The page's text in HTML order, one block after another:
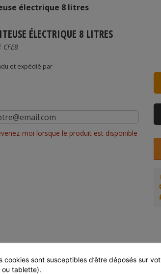
électrique 8 litres
ÉLECTRIQUE 8 LITRES
CFE8
et expédié par
moi lorsque le produit est disponible
COLISsont susceptibles d’être déposés sur
ou tablette).